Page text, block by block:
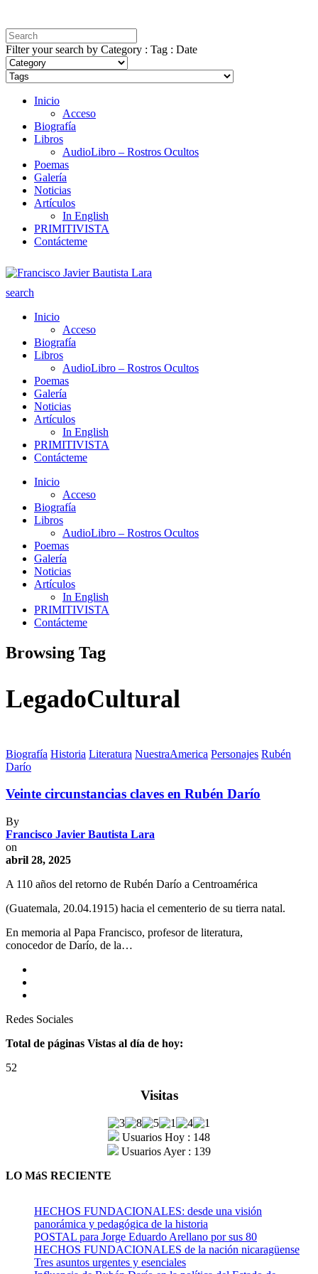
Filter your search by Category : Tag : Date
Inicio
Acceso
Biografía
Libros
AudioLibro – Rostros Ocultos
Poemas
Galería
Noticias
Artículos
In English
PRIMITIVISTA
Contácteme
search
Inicio
Acceso
Biografía
Libros
AudioLibro – Rostros Ocultos
Poemas
Galería
Noticias
Artículos
In English
PRIMITIVISTA
Contácteme
Inicio
Acceso
Biografía
Libros
AudioLibro – Rostros Ocultos
Poemas
Galería
Noticias
Artículos
In English
PRIMITIVISTA
Contácteme
Browsing Tag
LegadoCultural
Biografía Historia Literatura NuestraAmerica Personajes Rubén
Darío
Veinte circunstancias claves en Rubén Darío
By
Francisco Javier Bautista Lara
on
abril 28, 2025
A 110 años del retorno de Rubén Darío a Centroamérica
(Guatemala, 20.04.1915) hacia el cementerio de su tierra natal.
En memoria al Papa Francisco, profesor de literatura,
conocedor de Darío, de la…
Redes Sociales
Total de páginas Vistas al día de hoy:
52
Visitas
Usuarios Hoy : 148
Usuarios Ayer : 139
LO MáS RECIENTE
HECHOS FUNDACIONALES: desde una visión
panorámica y pedagógica de la historia
POSTAL para Jorge Eduardo Arellano por sus 80
HECHOS FUNDACIONALES de la nación nicaragüense
Tres asuntos urgentes y esenciales